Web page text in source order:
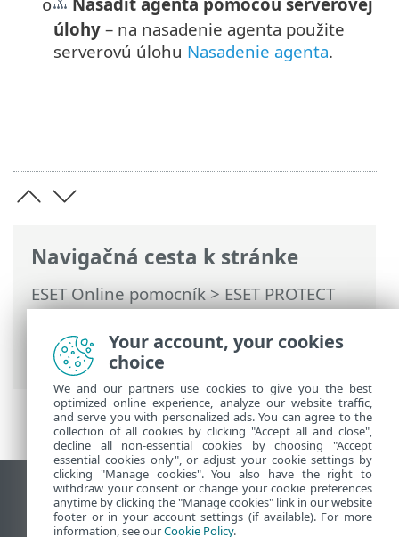
Navigačná cesta k stránke
ESET Online pomocník>ESET PROTECT
On-Prem>Začíname>Nasadenie ESET
Management Agenta> Manuálne
pridanie nových zariadení
o
úlohy – na nasadenie agenta použite
serverovú úlohu Nasadenie agenta.
Zobraziť stránku ako na počítači
End of Life
Your account, your cookies
choice
We and our partners use cookies to give you the best
optimized online experience, analyze our website traffic,
and serve you with personalized ads. You can agree to the
collection of all cookies by clicking "Accept all and close",
decline all non-essential cookies by choosing "Accept
essential cookies only", or adjust your cookie settings by
clicking "Manage cookies". You also have the right to
withdraw your consent or change your cookie preferences
anytime by clicking the "Manage cookies" link in our website
footer or in your account settings (if available). For more
information, see ourCookie Policy.